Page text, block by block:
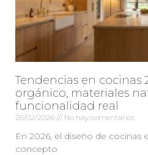
Tendencias en cocinas
orgánico, materiales
funcionalidad real
26/02/2026 No hay comentarios
En 2026, el diseño de cocinas
concepto